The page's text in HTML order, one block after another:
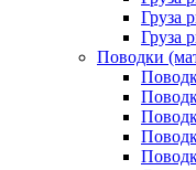
Груза
Груза
Поводки